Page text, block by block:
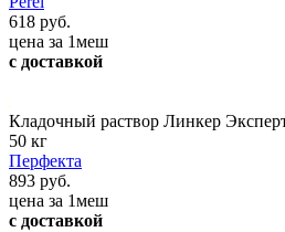
618 руб.
цена за 1меш
с доставкой
Кладочный раствор Линкер
50 кг
Перфекта
893 руб.
цена за 1меш
с доставкой